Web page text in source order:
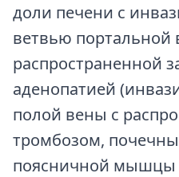
доли печени с
ветвью портальной
распространенной
аденопатией
полой вены с
тромбозом,
поясничной мышцы